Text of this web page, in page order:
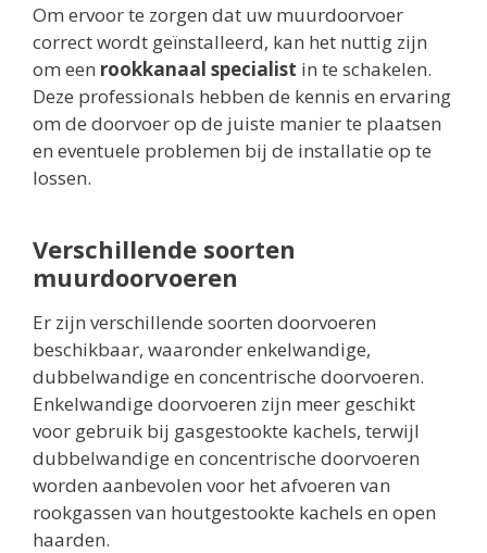
Om ervoor te zorgen dat uw muurdoorvoer
correct wordt geïnstalleerd, kan het nuttig zijn
om een rookkanaal specialist in te schakelen.
Deze professionals hebben de kennis en ervaring
om de doorvoer op de juiste manier te plaatsen
en eventuele problemen bij de installatie op te
lossen.
Verschillende soorten
muurdoorvoeren
Er zijn verschillende soorten doorvoeren
beschikbaar, waaronder enkelwandige,
dubbelwandige en concentrische doorvoeren.
Enkelwandige doorvoeren zijn meer geschikt
voor gebruik bij gasgestookte kachels, terwijl
dubbelwandige en concentrische doorvoeren
worden aanbevolen voor het afvoeren van
rookgassen van houtgestookte kachels en open
haarden.